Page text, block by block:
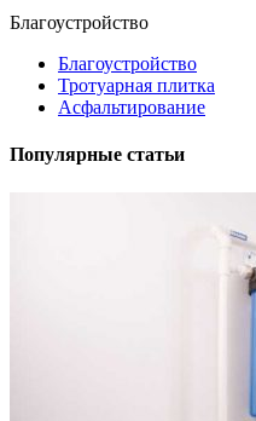
Благоустройство
Благоустройство
Тротуарная плитка
Асфальтирование
Популярные статьи